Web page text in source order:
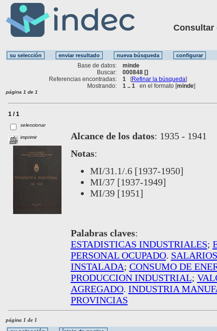
Consultar
Base de datos:
minde
Buscar:
000848 []
Referencias encontradas:
1 [Refinar la búsqueda]
Mostrando:
1 .. 1 en el formato [minde]
página 1 de 1
1 / 1
seleccionar
imprimir Alcance de los datos: 1935 - 1941
Notas:
MI/31.1/.6 [1937-1950]
MI/37 [1937-1949]
MI/39 [1951]
Palabras claves:
ESTADISTICAS INDUSTRIALES;
PERSONAL OCUPADO.
INSTALADA; CONSUMO DE
PRODUCCION INDUSTRIAL;
AGREGADO. INDUSTRIA
PROVINCIAS
página 1 de 1